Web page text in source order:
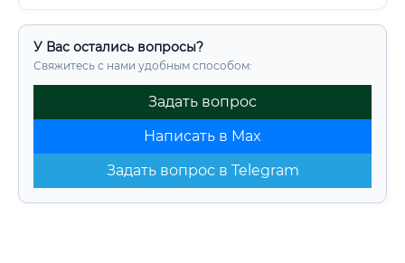
У Вас остались вопросы?
Свяжитесь с нами удобным способом:
Задать вопрос
Написать в Max
Задать вопрос в Telegram